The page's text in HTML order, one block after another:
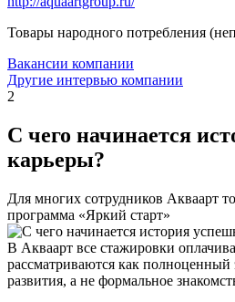
Товары народного потребления
Вакансии компании
Другие интервью компании
2
С чего начинается
карьеры?
Для многих сотрудников Акваарт
программа «Яркий старт»
В Акваарт все стажировки
рассматриваются как полноценный
развития, а не формальное